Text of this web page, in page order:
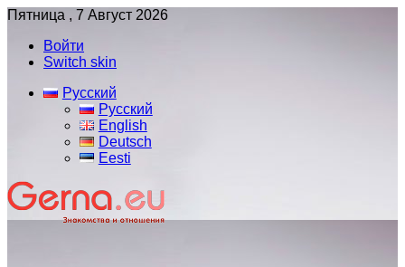
Пятница , 7 Август 2026
Войти
Switch skin
Русский
Русский
English
Deutsch
Eesti